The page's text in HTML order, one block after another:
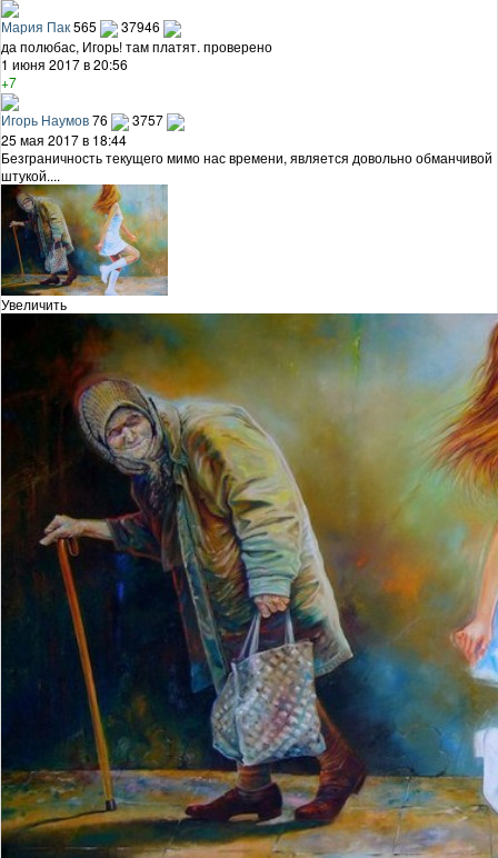
Мария Пак565
37946
да полюбас, Игорь! там платят. проверено
1 июня 2017 в 20:56
+7
Игорь Наумов76
3757
25 мая 2017 в 18:44
Безграничность текущего мимо нас времени, является довольно обманчивой
штукой....
Увеличить